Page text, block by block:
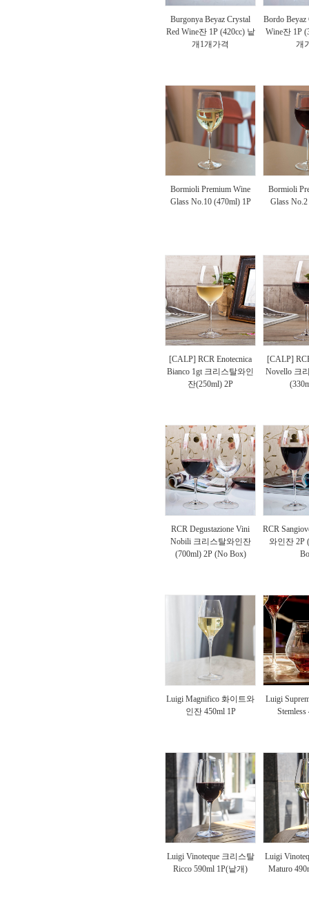
Burgonya Beyaz Crystal
Red Wine잔 1P (420cc) 낱
개1개가격
Bordo Beyaz
Wine잔 1P
개
Bormioli Premium Wine
Glass No.10 (470ml) 1P
Bormioli
Glass
[CALP] RCR Enotecnica
Bianco 1gt 크리스탈와인
잔(250ml) 2P
[CALP]
Novello 크
RCR Degustazione Vini
Nobili 크리스탈와인잔
(700ml) 2P (No Box)
RCR
와인잔 2P
Luigi Magnifico 화이트와
인잔 450ml 1P
Luigi
Luigi Vinoteque 크리스탈
Ricco 590ml 1P(낱개)
Luigi
Maturo